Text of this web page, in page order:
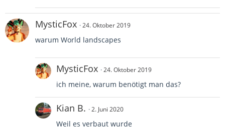
MysticFox 24. Oktober 2019
warum World landscapes
MysticFox 24. Oktober 2019
ich meine, warum benötigt man das?
Kian B. 2. Juni 2020
Weil es verbaut wurde